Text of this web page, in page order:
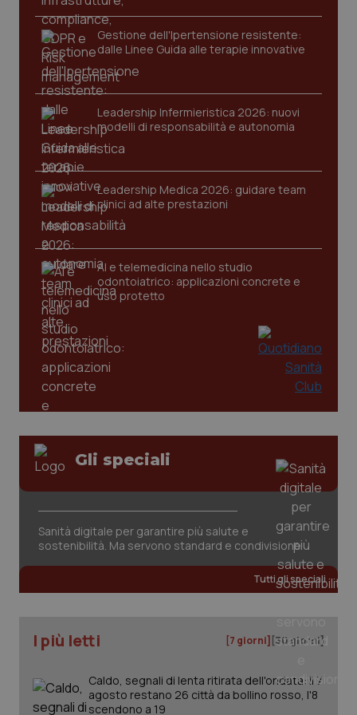
Gestione dell'Ipertensione resistente:
dalle Linee Guida alle terapie innovative
Leadership Infermieristica 2026: nuovi
modelli di responsabilità e autonomia
Leadership Medica 2026: guidare team
clinici ad alte prestazioni
AI e telemedicina nello studio
odontoiatrico: applicazioni concrete e
uso protetto
Gli speciali
Sanità digitale per garantire più salute e
sostenibilità. Ma servono standard e condivisione
Tutti gli speciali
I più letti [7 giorni] [30 giorni]
Caldo, segnali di lenta ritirata dell'ondata: il 7
agosto restano 26 città da bollino rosso, l'8
scendono a 19
CookieScriptConsent
CookieScript
www.quotidianosanita.it
tracking-sites-ironfish-
www.quotidianosanita.it
session-id
www.quotidianosanita.it
Google LLC
.quotidianosanita.it
1